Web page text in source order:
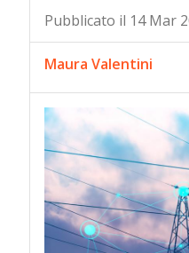
Pubblicato il 14 Mar
Maura Valentini